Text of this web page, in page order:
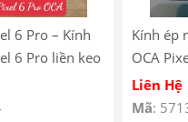
6 Pro – Kính
6 Pro liền keo
Ép Màn Hình
6 Pro có keo
Kính ép
OCA
Liên Hệ
Mã: